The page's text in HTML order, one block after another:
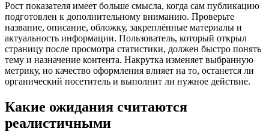
Рост показателя имеет больше смысла, когда сам публикацию
подготовлен к дополнительному вниманию. Проверьте
название, описание, обложку, закреплённые материалы и
актуальность информации. Пользователь, который открыл
страницу после просмотра статистики, должен быстро понять
тему и назначение контента. Накрутка изменяет выбранную
метрику, но качество оформления влияет на то, останется ли
органический посетитель и выполнит ли нужное действие.
Какие ожидания считаются
реалистичными